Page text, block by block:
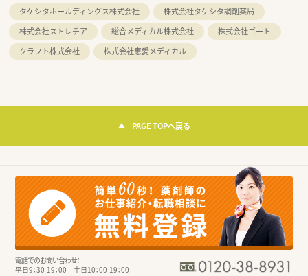
タケシタホールディングス株式会社
株式会社タケシタ調剤薬局
株式会社ストレチア
総合メディカル株式会社
株式会社ゴート
クラフト株式会社
株式会社恵愛メディカル
PAGE TOPへ戻る
電話でのお問い合わせ：
平日9：30-19：00 土日10：00-19：00